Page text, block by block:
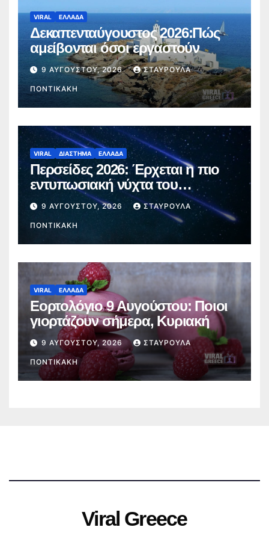
VIRAL ΕΛΛΑΔΑ
Δεκαπενταύγουστος 2026:Πώς
αμείβονται όσοι εργαστούν
9 ΑΥΓΟΎΣΤΟΥ, 2026 ΣΤΑΥΡΟΎΛΑ
ΠΟΝΤΙΚΆΚΗ
VIRAL ΔΙΑΣΤΗΜΑ ΕΛΛΑΔΑ
Περσείδες 2026: Έρχεται η πιο
εντυπωσιακή νύχτα του
καλοκαιριού – Πότε θα δούμε τα
«πεφταστέρια»
9 ΑΥΓΟΎΣΤΟΥ, 2026 ΣΤΑΥΡΟΎΛΑ
ΠΟΝΤΙΚΆΚΗ
VIRAL ΕΛΛΑΔΑ
Εορτολόγιο 9 Αυγούστου: Ποιοι
γιορτάζουν σήμερα, Κυριακή
9 ΑΥΓΟΎΣΤΟΥ, 2026 ΣΤΑΥΡΟΎΛΑ
ΠΟΝΤΙΚΆΚΗ
Viral Greece